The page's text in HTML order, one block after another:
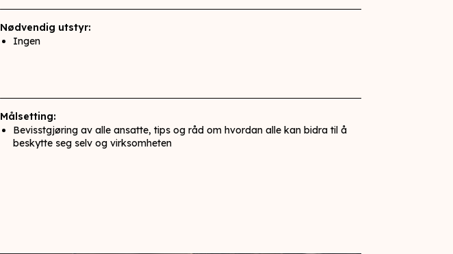
Nødvendig utstyr:
Ingen
Målsetting:
Bevisstgjøring av alle ansatte, tips og råd om hvordan alle kan bidra til å
beskytte seg selv og virksomheten